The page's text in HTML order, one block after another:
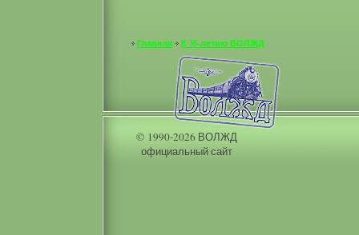
Главная К 35-летию ВОЛЖД
© 1990-2026 ВОЛЖД
официальный сайт